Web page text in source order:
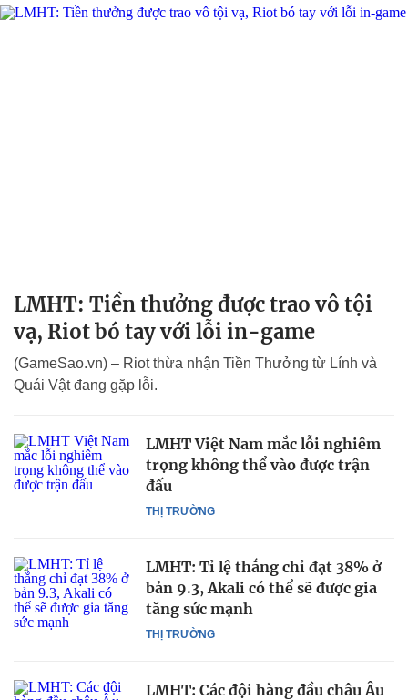
LMHT: Tiền thưởng được trao vô tội
vạ, Riot bó tay với lỗi in-game
(GameSao.vn) – Riot thừa nhận Tiền Thưởng từ Lính và
Quái Vật đang gặp lỗi.
THỊ TRƯỜNG
LMHT Việt Nam mắc lỗi nghiêm
trọng không thể vào được trận
đấu
THỊ TRƯỜNG
LMHT: Tỉ lệ thắng chỉ đạt 38% ở
bản 9.3, Akali có thể sẽ được gia
tăng sức mạnh
LMHT: Các đội hàng đầu châu Âu